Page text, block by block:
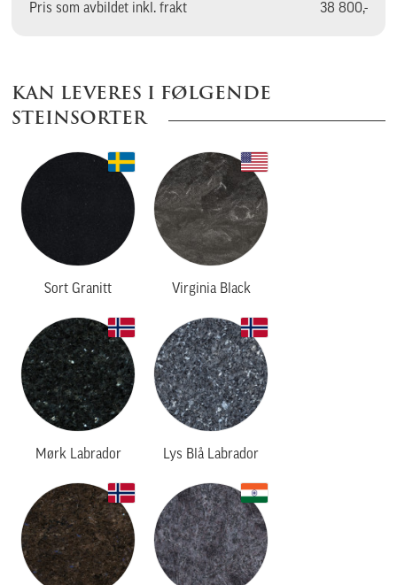
Pris som avbildet inkl. frakt 38 800,-
KAN LEVERES I FØLGENDE
STEINSORTER
Sort Granitt Virginia Black
Mørk Labrador Lys Blå Labrador